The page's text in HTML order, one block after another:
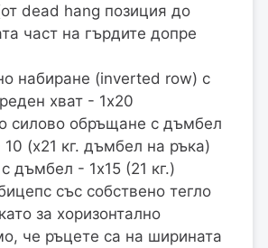
dead hang позиция до
част на гърдите допре
набиране (inverted row) с
хват - 1х20
силово обръщане с дъмбел
10 (х21 кг. дъмбел на ръка)
дъмбел - 1х15 (21 кг.)
със собствено тегло
за хоризонтално
че ръцете са на ширината